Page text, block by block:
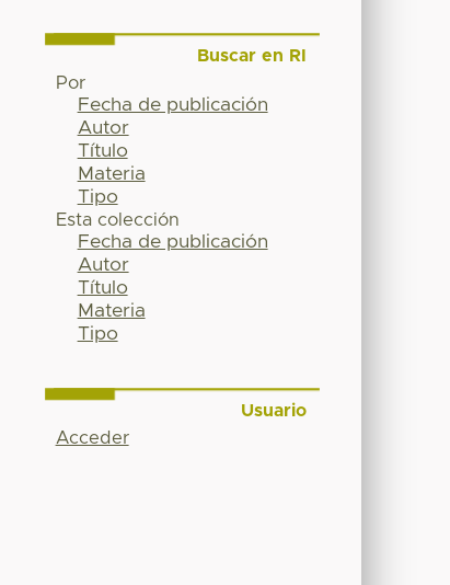
Buscar en RI
Por
Fecha de publicación
Autor
Título
Materia
Tipo
Esta colección
Fecha de publicación
Autor
Título
Materia
Tipo
Usuario
Acceder